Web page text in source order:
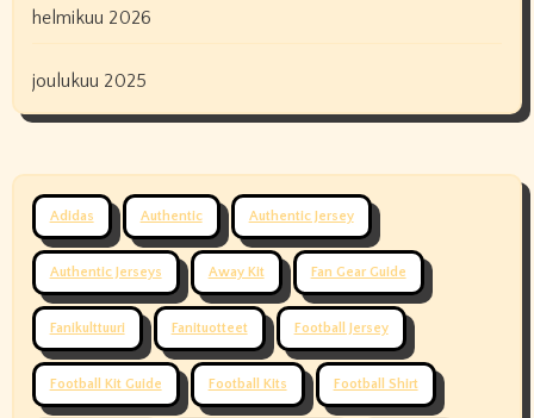
helmikuu 2026
joulukuu 2025
Adidas Authentic Authentic Jersey
Authentic Jerseys Away Kit Fan Gear Guide
Fanikulttuuri Fanituotteet Football Jersey
Football Kit Guide Football Kits Football Shirt